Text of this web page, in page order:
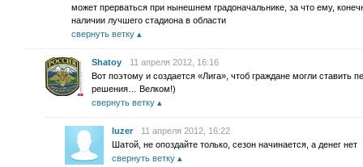
может прерваться при нынешнем градоначальнике, за что ему,
наличии лучшего стадиона в области
свернуть ветку
Shatoy
11 апреля 2012, 16:16
Вот поэтому и создается «Лига», чтоб граждане могли ставить
решения… Велком!)
свернуть ветку
luzer
11 апреля 2012, 16:22
Шатой, не опоздайте только, сезон начинается, а денег нет
свернуть ветку